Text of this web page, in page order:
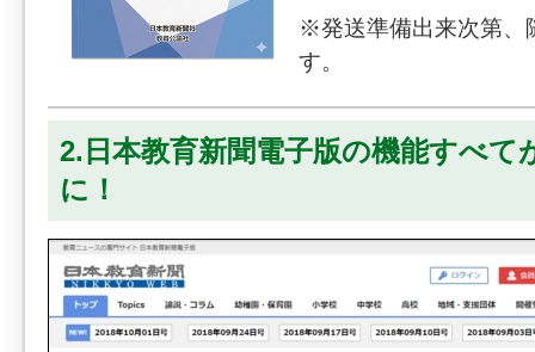
※発送準備出来次第、
す。
2.日本教育新聞電子版の機能すべて
に！